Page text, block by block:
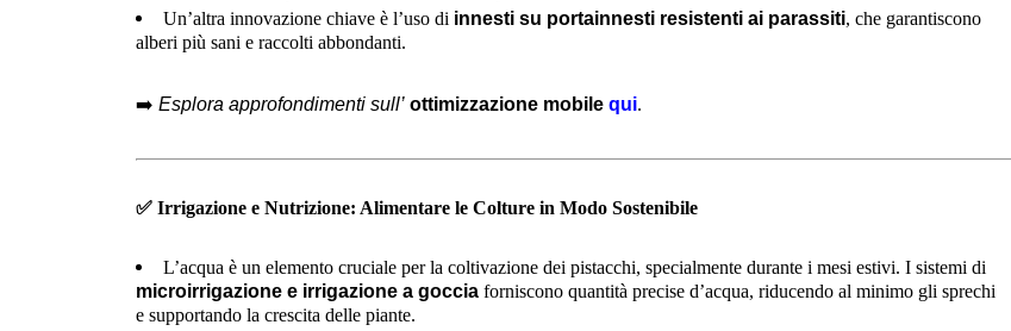
Un’altra innovazione chiave è l’uso di innesti su portainnesti resistenti ai parassiti, che garantiscono
alberi più sani e raccolti abbondanti.
➡️ Esplora approfondimenti sull’ ottimizzazione mobile qui.
✅Irrigazione e Nutrizione: Alimentare le Colture in Modo Sostenibile
L’acqua è un elemento cruciale per la coltivazione dei pistacchi, specialmente durante i mesi estivi. I sistemi di
microirrigazione e irrigazione a gocciaforniscono quantità precise d’acqua, riducendo al minimo gli sprechi
e supportando la crescita delle piante.